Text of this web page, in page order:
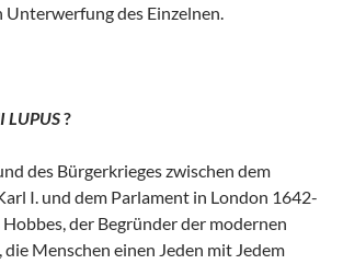
Unterwerfung des Einzelnen.
LUPUS?
des Bürgerkrieges zwischen dem
I. und dem Parlament in London 1642-
der Begründer der modernen
Menschen einen Jeden mit Jedem